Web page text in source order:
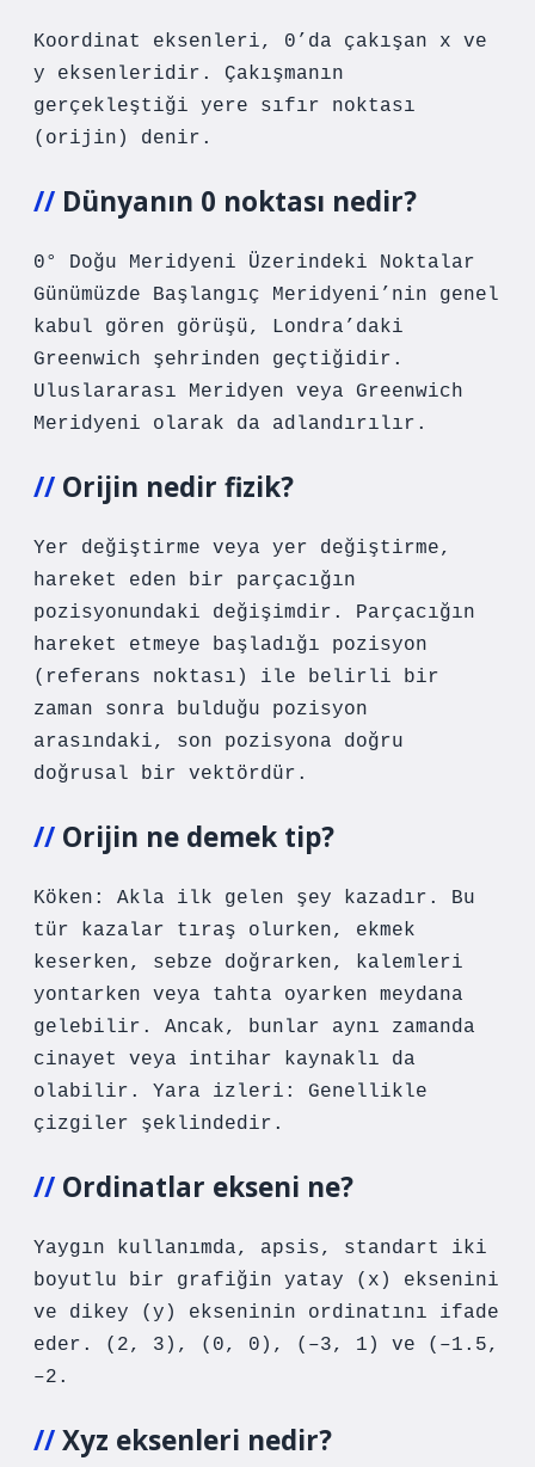
Koordinat eksenleri, 0’da çakışan x ve
y eksenleridir. Çakışmanın
gerçekleştiği yere sıfır noktası
(orijin) denir.
Dünyanın 0 noktası nedir?
0° Doğu Meridyeni Üzerindeki Noktalar
Günümüzde Başlangıç ​​Meridyeni’nin genel
kabul gören görüşü, Londra’daki
Greenwich şehrinden geçtiğidir.
Uluslararası Meridyen veya Greenwich
Meridyeni olarak da adlandırılır.
Orijin nedir fizik?
Yer değiştirme veya yer değiştirme,
hareket eden bir parçacığın
pozisyonundaki değişimdir. Parçacığın
hareket etmeye başladığı pozisyon
(referans noktası) ile belirli bir
zaman sonra bulduğu pozisyon
arasındaki, son pozisyona doğru
doğrusal bir vektördür.
Orijin ne demek tip?
Köken: Akla ilk gelen şey kazadır. Bu
tür kazalar tıraş olurken, ekmek
keserken, sebze doğrarken, kalemleri
yontarken veya tahta oyarken meydana
gelebilir. Ancak, bunlar aynı zamanda
cinayet veya intihar kaynaklı da
olabilir. Yara izleri: Genellikle
çizgiler şeklindedir.
Ordinatlar ekseni ne?
Yaygın kullanımda, apsis, standart iki
boyutlu bir grafiğin yatay (x) eksenini
ve dikey (y) ekseninin ordinatını ifade
eder. (2, 3), (0, 0), (–3, 1) ve (–1.5,
–2.
Xyz eksenleri nedir?